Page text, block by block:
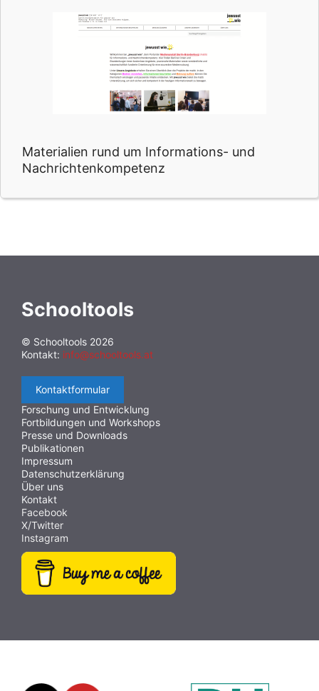
Materialien rund um Informations- und
Nachrichtenkompetenz
Schooltools
© Schooltools 2026
Kontakt: info@schooltools.at
Kontaktformular
Forschung und Entwicklung
Fortbildungen und Workshops
Presse und Downloads
Publikationen
Impressum
Datenschutzerklärung
Über uns
Kontakt
Facebook
X/Twitter
Instagram